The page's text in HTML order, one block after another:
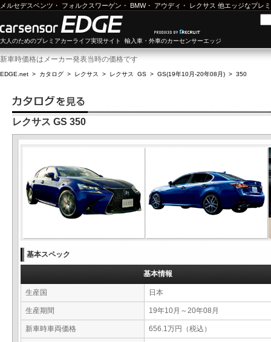
メルセデスベンツ ・ フォルクスワーゲン ・ BMW・ アウディ ・ レクサス 他エッジなプレ
大人のためのプレミアカーライフ実現サイト 輸入車・外車のカーセンサーエッジ
新車時価格はメーカー発表当時の価格です
EDGE.net > カタログ > レクサス > レクサス GS > GS(19年10月-20年08月) > 350
レクサス GS 350
基本スペック
基本情報
生産国 日本
生産期間 19年10月～20年08月
新車時車両価格 656.1万円（税込）